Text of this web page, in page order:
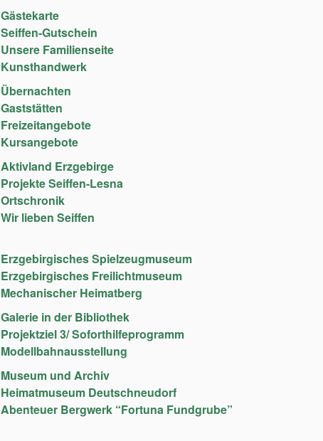
Gästekarte
Seiffen-Gutschein
Unsere Familienseite
Kunsthandwerk
Übernachten
Gaststätten
Freizeitangebote
Kursangebote
Aktivland Erzgebirge
Projekte Seiffen-Lesna
Ortschronik
Wir lieben Seiffen
Erzgebirgisches Spielzeugmuseum
Erzgebirgisches Freilichtmuseum
Mechanischer Heimatberg
Galerie in der Bibliothek
Projektziel 3/ Soforthilfeprogramm
Modellbahnausstellung
Museum und Archiv
Heimatmuseum Deutschneudorf
Abenteuer Bergwerk “Fortuna Fundgrube”